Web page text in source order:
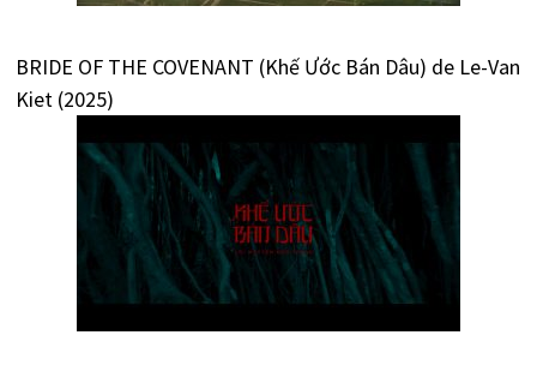
BRIDE OF THE COVENANT (Khế Ước Bán Dâu) de Le-Van
Kiet (2025)